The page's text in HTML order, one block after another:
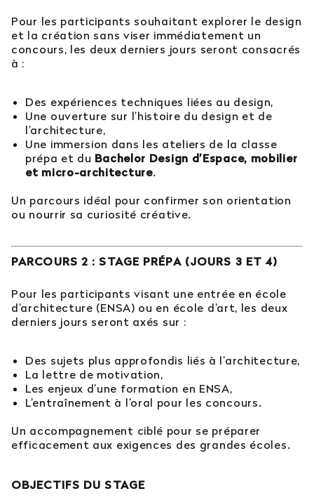
Pour les participants souhaitant explorer le design
et la création sans viser immédiatement un
concours, les deux derniers jours seront consacrés
à :
Des expériences techniques liées au design,
Une ouverture sur l’histoire du design et de
l’architecture,
Une immersion dans les ateliers de la classe
prépa et du Bachelor Design d’Espace, mobilier
et micro-architecture.
Un parcours idéal pour confirmer son orientation
ou nourrir sa curiosité créative.
PARCOURS 2 : STAGE PRÉPA (JOURS 3 ET 4)
Pour les participants visant une entrée en école
d’architecture (ENSA) ou en école d’art, les deux
derniers jours seront axés sur :
Des sujets plus approfondis liés à l’architecture,
La lettre de motivation,
Les enjeux d’une formation en ENSA,
L’entraînement à l’oral pour les concours.
Un accompagnement ciblé pour se préparer
efficacement aux exigences des grandes écoles.
OBJECTIFS DU STAGE